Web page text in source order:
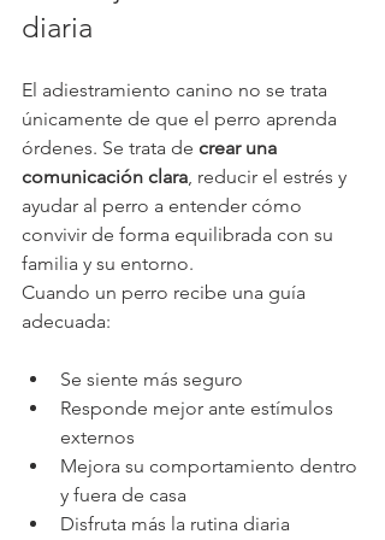
diaria
El adiestramiento canino no se trata
únicamente de que el perro aprenda
órdenes. Se trata de crear una
comunicación clara, reducir el estrés y
ayudar al perro a entender cómo
convivir de forma equilibrada con su
familia y su entorno.
Cuando un perro recibe una guía
adecuada:
Se siente más seguro
Responde mejor ante estímulos
externos
Mejora su comportamiento dentro
y fuera de casa
Disfruta más la rutina diaria